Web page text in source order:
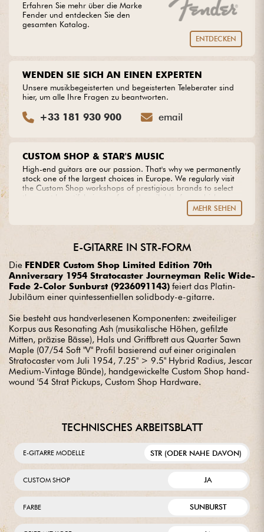
Erfahren Sie mehr über die Marke
Fender und entdecken Sie den
gesamten Katalog.
ENTDECKEN
CUSTOM SHOP & STAR'S MUSIC
High-end guitars are our passion. That's why we permanently
stock one of the largest choices in Europe. We regularly visit
the Custom Shop workshops of prestigious brands to select
the most beautiful pieces of wood available, from which we
create our own models. Do you dream of an extraordinary
guitar? Entrust us with your project with complete peace of
MEHR SEHEN
WENDEN SIE SICH AN EINEN EXPERTEN
Unsere musikbegeisterten und begeisterten Teleberater sind
hier, um alle Ihre Fragen zu beantworten.
+33 181 930 900 email
E-GITARRE IN STR-FORM
Die FENDER Custom Shop Limited Edition 70th
Anniversary 1954 Stratocaster Journeyman Relic Wide-
Fade 2-Color Sunburst (9236091143) feiert das Platin-
Jubiläum einer quintessentiellen solidbody-e-gitarre.
Sie besteht aus handverlesenen Komponenten: zweiteiliger
Korpus aus Resonating Ash (musikalische Höhen, gefilzte
Mitten, präzise Bässe), Hals und Griffbrett aus Quarter Sawn
Maple (07/54 Soft "V" Profil basierend auf einer originalen
Stratocaster vom Juli 1954, 7.25" > 9.5" Hybrid Radius, Jescar
Medium-Vintage Bünde), handgewickelte Custom Shop hand-
wound '54 Strat Pickups, Custom Shop Hardware.
TECHNISCHES ARBEITSBLATT
E-GITARRE MODELLE STR (ODER NAHE DAVON)
CUSTOM SHOP JA
FARBE SUNBURST